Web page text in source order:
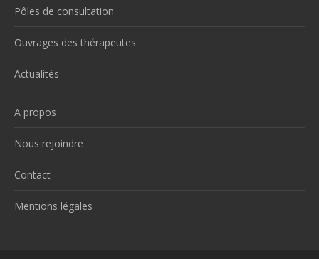
Pôles de consultation
Ouvrages des thérapeutes
Actualités
A propos
Nous rejoindre
Contact
Mentions légales